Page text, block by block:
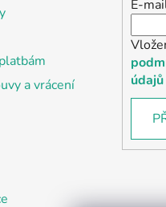
a vrácení
E-
údajů